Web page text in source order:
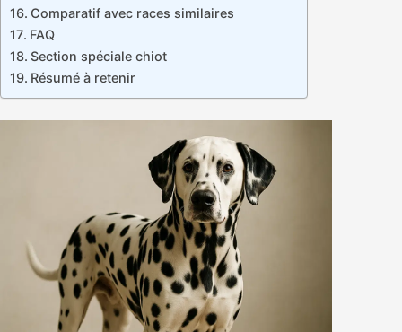
Comparatif avec races similaires
FAQ
Section spéciale chiot
Résumé à retenir